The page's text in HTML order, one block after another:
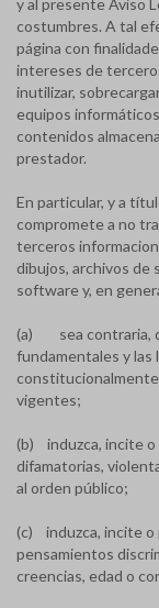
y al presente Aviso
costumbres. A tal
página con
intereses de
inutilizar,
equipos
contenidos
prestador.
En particular, y a
compromete a no
terceros
dibujos, archivos de
software y, en
(a) sea contraria,
fundamentales y las
vigentes;
(b) induzca, incite o
difamatorias,
al orden público;
(c) induzca, incite o
pensamientos
creencias, edad o